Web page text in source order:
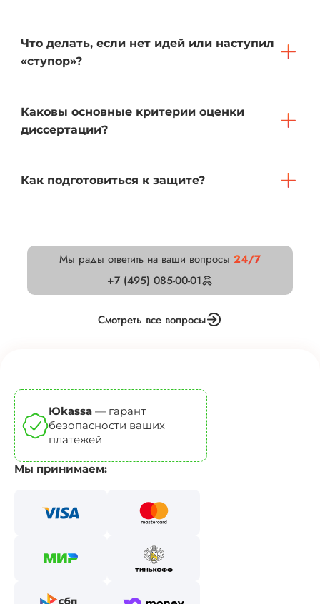
Что делать, если нет идей или наступил
«ступор»?
Каковы основные критерии оценки
диссертации?
Как подготовиться к защите?
Мы рады ответить на ваши вопросы 24/7
+7 (495) 085-00-01
Смотреть все вопросы
Юkassa — гарант
безопасности ваших
платежей
Мы принимаем: